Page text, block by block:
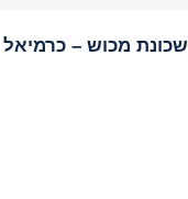
שכונת מכוש – כרמיאל